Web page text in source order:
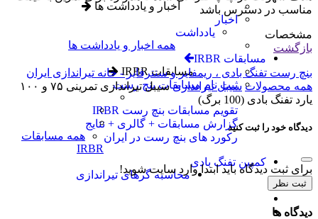
اخبار و یادداشت ها
اخبار
یادداشت
همه اخبار و یادداشت ها
مسابقات IRBR
مسابقات IRBR
ثبت نام مسابقات بنچ رست
تقویم مسابقات بنچ رست IRBR
گزارش مسابقات + گالری + نتایج
رکورد های بنچ رست در ایران
همه مسابقات
IRBR
کمپین تفنگ بادی
محاسبه گرهای تیراندازی
مناسب در دسترس باشد
مشخصات
بازگشت
بنچ رست تفنگ بادی ، ریمفایر و سنترفایر - خانه تیراندازی ایران
همه محصولات سیبل تیراندازی
سیبل تیراندازی تمرینی ۷۵ و ۱۰۰
یارد تفنگ بادی (100 برگ)
دیدگاه خود را ثبت کنید
برای ثبت دیدگاه باید ابتدا وارد سایت شوید!
ثبت نظر
دیدگاه ها